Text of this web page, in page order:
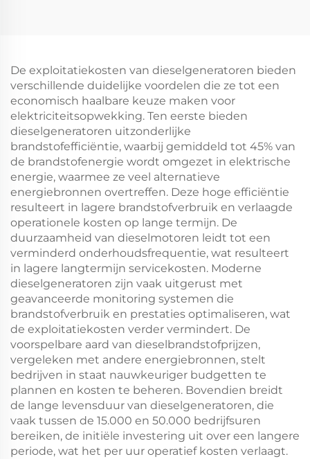
De exploitatiekosten van dieselgeneratoren bieden
verschillende duidelijke voordelen die ze tot een
economisch haalbare keuze maken voor
elektriciteitsopwekking. Ten eerste bieden
dieselgeneratoren uitzonderlijke
brandstofefficiëntie, waarbij gemiddeld tot 45% van
de brandstofenergie wordt omgezet in elektrische
energie, waarmee ze veel alternatieve
energiebronnen overtreffen. Deze hoge efficiëntie
resulteert in lagere brandstofverbruik en verlaagde
operationele kosten op lange termijn. De
duurzaamheid van dieselmotoren leidt tot een
verminderd onderhoudsfrequentie, wat resulteert
in lagere langtermijn servicekosten. Moderne
dieselgeneratoren zijn vaak uitgerust met
geavanceerde monitoring systemen die
brandstofverbruik en prestaties optimaliseren, wat
de exploitatiekosten verder vermindert. De
voorspelbare aard van dieselbrandstofprijzen,
vergeleken met andere energiebronnen, stelt
bedrijven in staat nauwkeuriger budgetten te
plannen en kosten te beheren. Bovendien breidt
de lange levensduur van dieselgeneratoren, die
vaak tussen de 15.000 en 50.000 bedrijfsuren
bereiken, de initiële investering uit over een langere
periode, wat het per uur operatief kosten verlaagt.